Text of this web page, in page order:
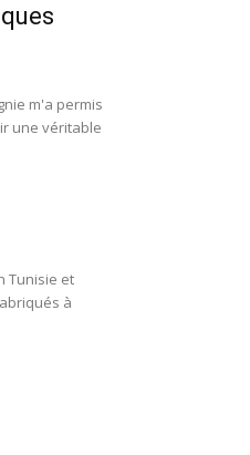
m'a permis
une véritable
Tunisie et
à